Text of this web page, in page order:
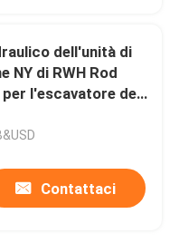
dell'unità di
NY di RWH Rod
l'escavatore del
Contattaci